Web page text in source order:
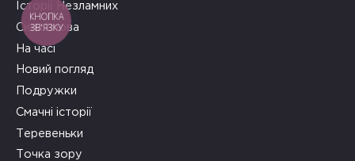
Історії Незламних
Сила слова
На часі
Новий погляд
Подружки
Смачні історії
Теревеньки
Точка зору
КНОПКА
ЗВ'ЯЗКУ